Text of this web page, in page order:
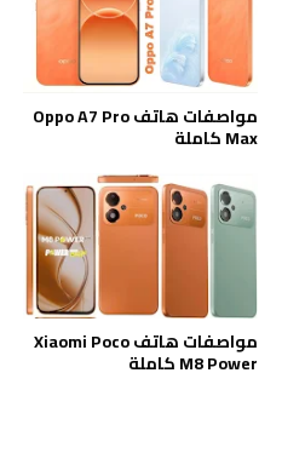
مواصفات هاتف Oppo A7 Pro
Max كاملة
مواصفات هاتف Xiaomi Poco
M8 Power كاملة